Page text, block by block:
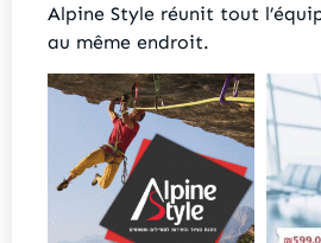
Alpine Style réunit tout
au même endroit.